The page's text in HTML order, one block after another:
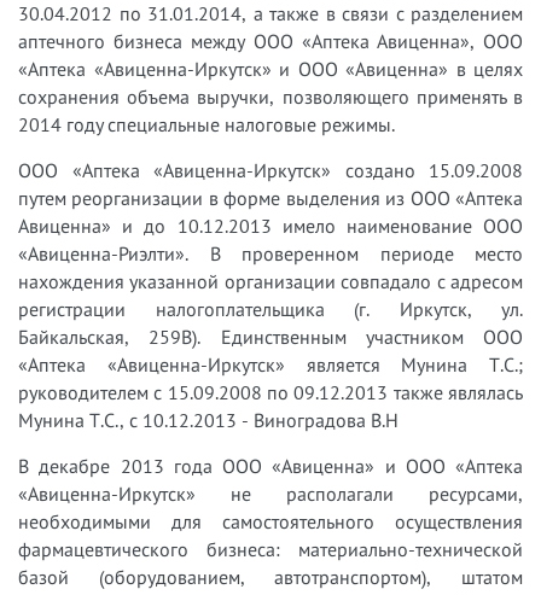
30.04.2012 по 31.01.2014, а также в связи с разделением
аптечного бизнеса между ООО «Аптека Авиценна», ООО
«Аптека «Авиценна-Иркутск» и ООО «Авиценна» в целях
сохранения объема выручки, позволяющего применять в
2014 году специальные налоговые режимы.
ООО «Аптека «Авиценна-Иркутск» создано 15.09.2008
путем реорганизации в форме выделения из ООО «Аптека
Авиценна» и до 10.12.2013 имело наименование ООО
«Авиценна-Риэлти». В проверенном периоде место
нахождения указанной организации совпадало с адресом
регистрации налогоплательщика (г. Иркутск, ул.
Байкальская, 259В). Единственным участником ООО
«Аптека «Авиценна-Иркутск» является Мунина Т.С.;
руководителем с 15.09.2008 по 09.12.2013 также являлась
Мунина Т.С., с 10.12.2013 - Виноградова В.Н
В декабре 2013 года ООО «Авиценна» и ООО «Аптека
«Авиценна-Иркутск» не располагали ресурсами,
необходимыми для самостоятельного осуществления
фармацевтического бизнеса: материально-технической
базой (оборудованием, автотранспортом), штатом